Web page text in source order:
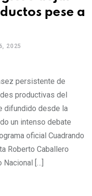
pese a
2025
persistente de
productivas del
difundido desde la
un intenso debate
oficial Cuadrando
Roberto Caballero
Nacional […]